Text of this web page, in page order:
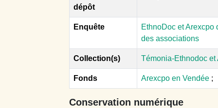
dépôt
Enquête
EthnoDoc et Arexcpo
des associations
Collection(s) Témonia-Ethnodoc
Fonds Arexcpo en Vendée ;
Conservation numérique